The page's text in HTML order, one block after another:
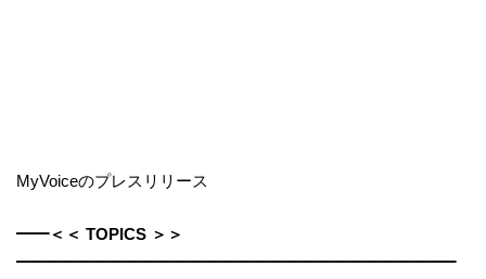
MyVoiceのプレスリリース
━━＜＜ TOPICS ＞＞
━━━━━━━━━━━━━━━━━━━━━━━━━━━